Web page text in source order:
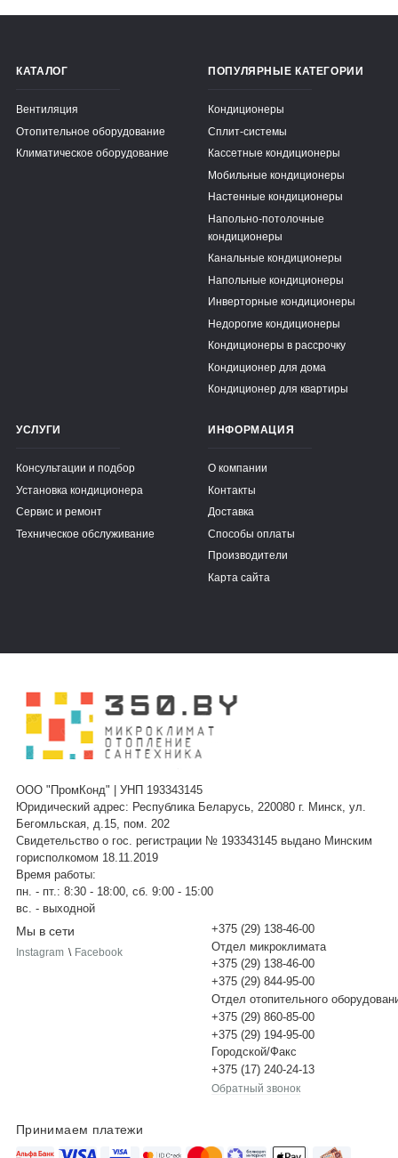
КАТАЛОГ
Вентиляция
Отопительное оборудование
Климатическое оборудование
ПОПУЛЯРНЫЕ КАТЕГОРИИ
Кондиционеры
Сплит-системы
Кассетные кондиционеры
Мобильные кондиционеры
Настенные кондиционеры
Напольно-потолочные
кондиционеры
Канальные кондиционеры
Напольные кондиционеры
Инверторные кондиционеры
Недорогие кондиционеры
Кондиционеры в рассрочку
Кондиционер для дома
Кондиционер для квартиры
УСЛУГИ
Консультации и подбор
Установка кондиционера
Сервис и ремонт
Техническое обслуживание
ИНФОРМАЦИЯ
О компании
Контакты
Доставка
Способы оплаты
Производители
Карта сайта
ООО "ПромКонд" | УНП 193343145
Юридический адрес: Республика Беларусь, 220080 г. Минск, ул.
Бегомльская, д.15, пом. 202
Свидетельство о гос. регистрации № 193343145 выдано Минским
горисполкомом 18.11.2019
Время работы:
пн. - пт.: 8:30 - 18:00, сб. 9:00 - 15:00
вс. - выходной
+375 (29) 138-46-00
Отдел микроклимата
+375 (29) 138-46-00
+375 (29) 844-95-00
Отдел отопительного
+375 (29) 860-85-00
+375 (29) 194-95-00
Городской/Факс
+375 (17) 240-24-13
Обратный звонок
Мы в сети
Instagram \ Facebook
Принимаем платежи